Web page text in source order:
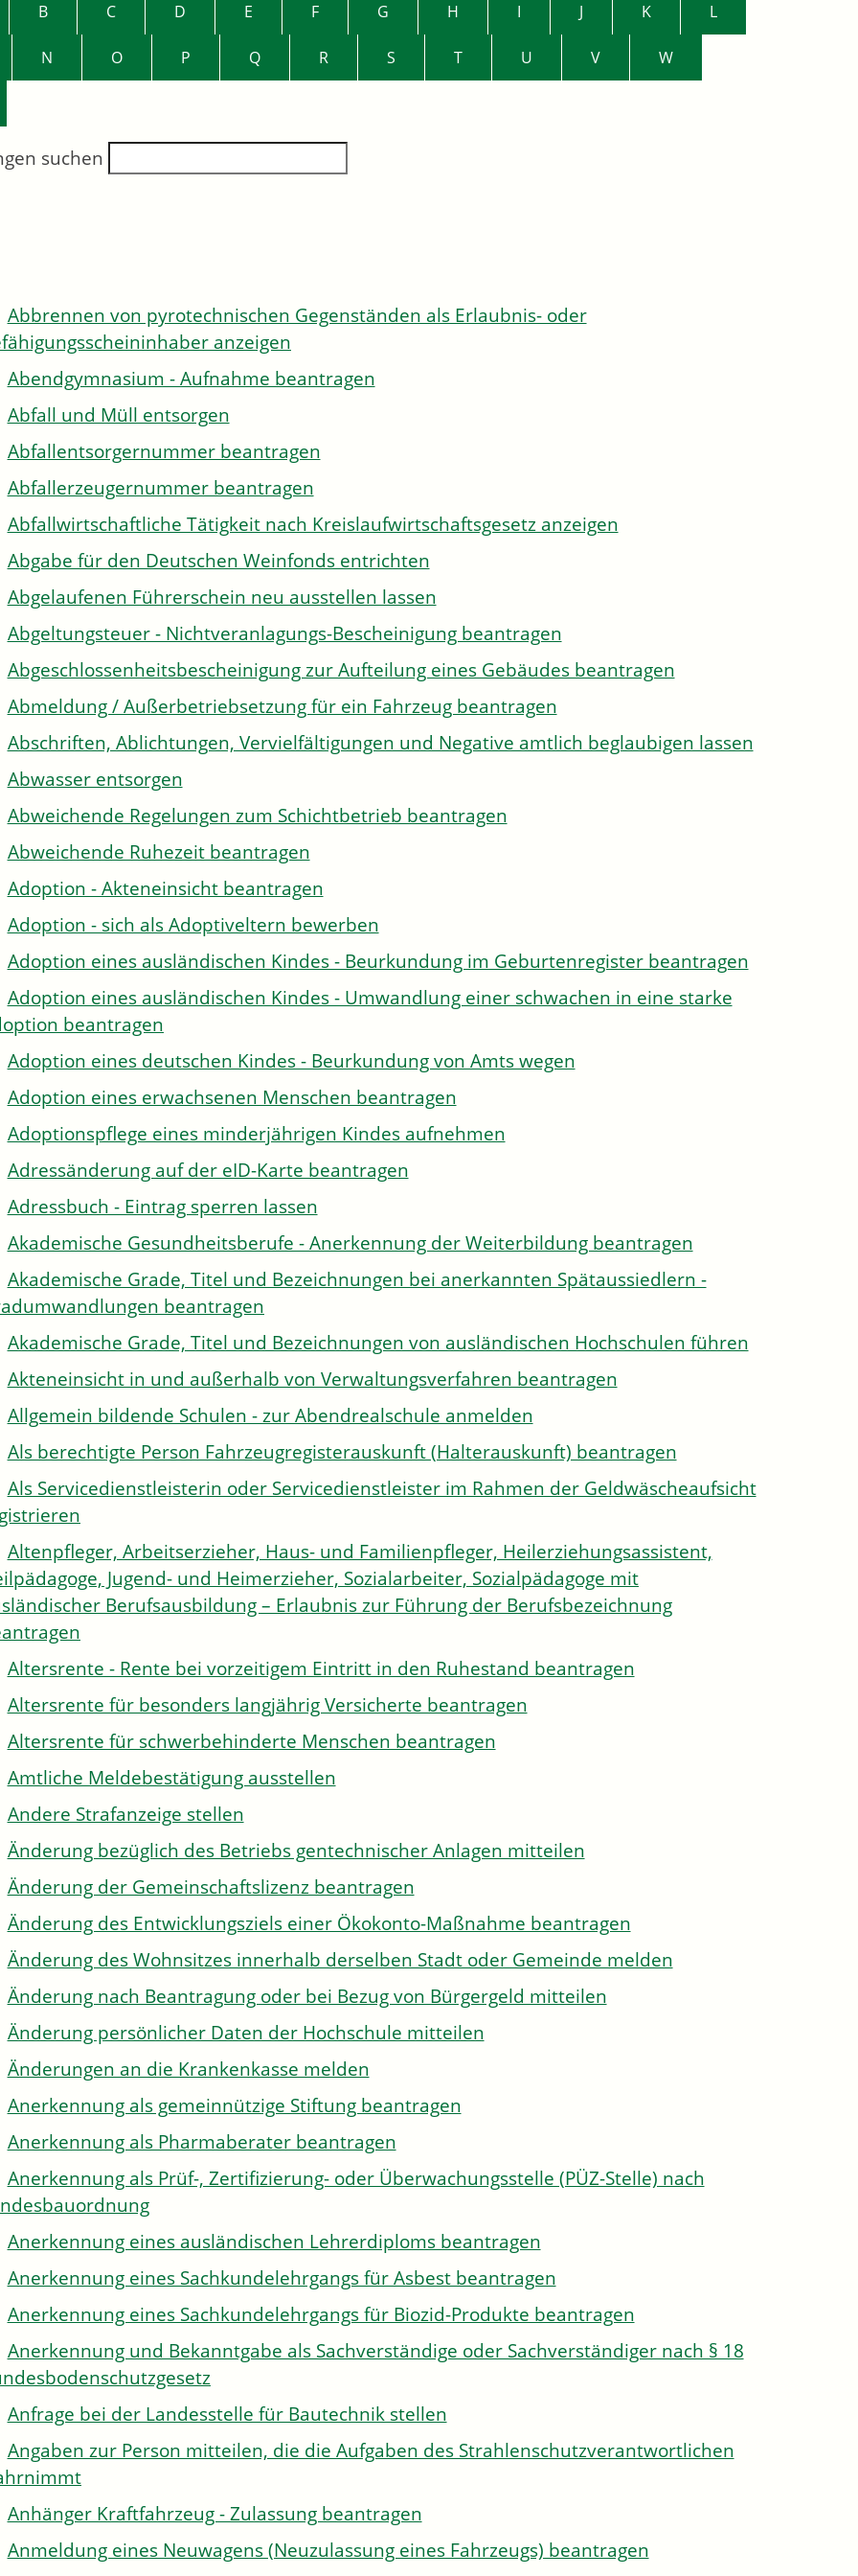
B C D E F G H I J K L
N O P Q R S T U V W
suchen
Abbrennen von pyrotechnischen Gegenständen als Erlaubnis- oder
anzeigen
Abendgymnasium - Aufnahme beantragen
Abfall und Müll entsorgen
Abfallentsorgernummer beantragen
Abfallerzeugernummer beantragen
Abfallwirtschaftliche Tätigkeit nach Kreislaufwirtschaftsgesetz anzeigen
Abgabe für den Deutschen Weinfonds entrichten
Abgelaufenen Führerschein neu ausstellen lassen
Abgeltungsteuer - Nichtveranlagungs-Bescheinigung beantragen
Abgeschlossenheitsbescheinigung zur Aufteilung eines Gebäudes beantragen
Abmeldung / Außerbetriebsetzung für ein Fahrzeug beantragen
Abschriften, Ablichtungen, Vervielfältigungen und Negative amtlich beglaubigen lassen
Abwasser entsorgen
Abweichende Regelungen zum Schichtbetrieb beantragen
Abweichende Ruhezeit beantragen
Adoption - Akteneinsicht beantragen
Adoption - sich als Adoptiveltern bewerben
Adoption eines ausländischen Kindes - Beurkundung im Geburtenregister beantragen
Adoption eines ausländischen Kindes - Umwandlung einer schwachen in eine starke
beantragen
Adoption eines deutschen Kindes - Beurkundung von Amts wegen
Adoption eines erwachsenen Menschen beantragen
Adoptionspflege eines minderjährigen Kindes aufnehmen
Adressänderung auf der eID-Karte beantragen
Adressbuch - Eintrag sperren lassen
Akademische Gesundheitsberufe - Anerkennung der Weiterbildung beantragen
Akademische Grade, Titel und Bezeichnungen bei anerkannten Spätaussiedlern -
beantragen
Akademische Grade, Titel und Bezeichnungen von ausländischen Hochschulen führen
Akteneinsicht in und außerhalb von Verwaltungsverfahren beantragen
Allgemein bildende Schulen - zur Abendrealschule anmelden
Als berechtigte Person Fahrzeugregisterauskunft (Halterauskunft) beantragen
Als Servicedienstleisterin oder Servicedienstleister im Rahmen der Geldwäscheaufsicht
Altenpfleger, Arbeitserzieher, Haus- und Familienpfleger, Heilerziehungsassistent,
Jugend- und Heimerzieher, Sozialarbeiter, Sozialpädagoge mit
Berufsausbildung – Erlaubnis zur Führung der Berufsbezeichnung
Altersrente - Rente bei vorzeitigem Eintritt in den Ruhestand beantragen
Altersrente für besonders langjährig Versicherte beantragen
Altersrente für schwerbehinderte Menschen beantragen
Amtliche Meldebestätigung ausstellen
Andere Strafanzeige stellen
Änderung bezüglich des Betriebs gentechnischer Anlagen mitteilen
Änderung der Gemeinschaftslizenz beantragen
Änderung des Entwicklungsziels einer Ökokonto-Maßnahme beantragen
Änderung des Wohnsitzes innerhalb derselben Stadt oder Gemeinde melden
Änderung nach Beantragung oder bei Bezug von Bürgergeld mitteilen
Änderung persönlicher Daten der Hochschule mitteilen
Änderungen an die Krankenkasse melden
Anerkennung als gemeinnützige Stiftung beantragen
Anerkennung als Pharmaberater beantragen
Anerkennung als Prüf-, Zertifizierung- oder Überwachungsstelle (PÜZ-Stelle) nach
Anerkennung eines ausländischen Lehrerdiploms beantragen
Anerkennung eines Sachkundelehrgangs für Asbest beantragen
Anerkennung eines Sachkundelehrgangs für Biozid-Produkte beantragen
Anerkennung und Bekanntgabe als Sachverständige oder Sachverständiger nach § 18
Anfrage bei der Landesstelle für Bautechnik stellen
Angaben zur Person mitteilen, die die Aufgaben des Strahlenschutzverantwortlichen
Anhänger Kraftfahrzeug - Zulassung beantragen
Anmeldung eines Neuwagens (Neuzulassung eines Fahrzeugs) beantragen